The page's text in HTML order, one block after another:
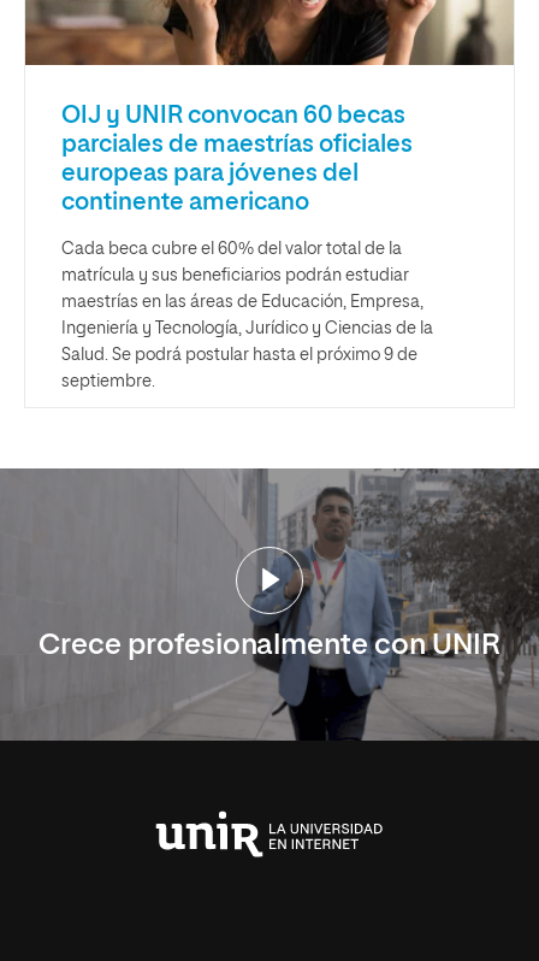
OIJ y UNIR convocan 60 becas
parciales de maestrías oficiales
europeas para jóvenes del
continente americano
Cada beca cubre el 60% del valor total de la
matrícula y sus beneficiarios podrán estudiar
maestrías en las áreas de Educación, Empresa,
Ingeniería y Tecnología, Jurídico y Ciencias de la
Salud. Se podrá postular hasta el próximo 9 de
septiembre.
Crece profesionalmente con UNIR